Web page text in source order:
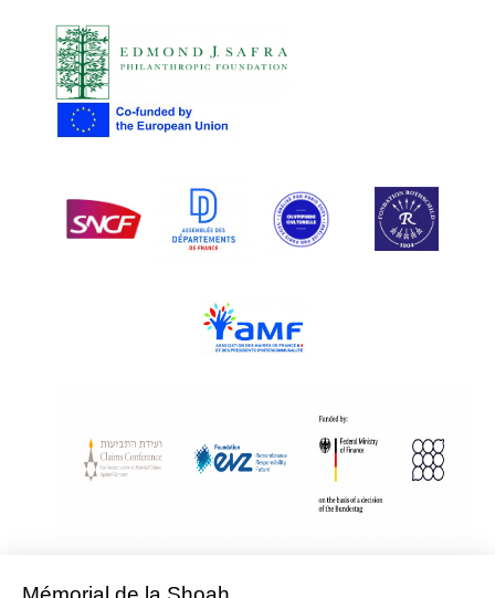
With Assistance from the Conference on Jewish Material Claims Against